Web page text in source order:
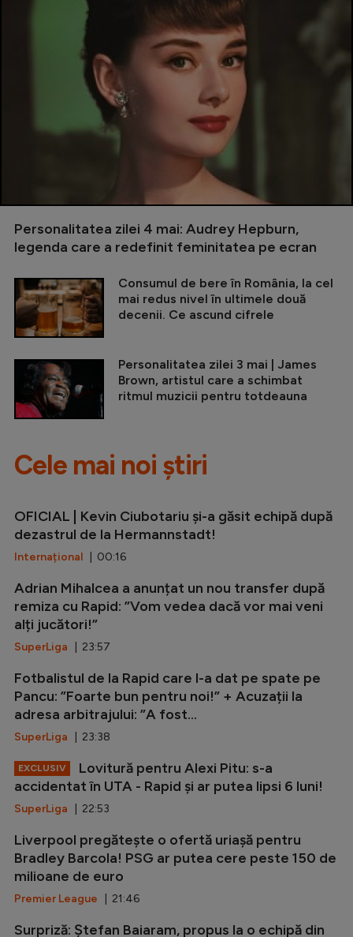
Personalitatea zilei 4 mai: Audrey Hepburn,
legenda care a redefinit feminitatea pe ecran
Consumul de bere în România, la cel
mai redus nivel în ultimele două
decenii. Ce ascund cifrele
Personalitatea zilei 3 mai | James
Brown, artistul care a schimbat
ritmul muzicii pentru totdeauna
Cele mai noi știri
OFICIAL | Kevin Ciubotariu și-a găsit echipă după
dezastrul de la Hermannstadt!
Internațional | 00:16
Adrian Mihalcea a anunțat un nou transfer după
remiza cu Rapid: ”Vom vedea dacă vor mai veni
alți jucători!”
SuperLiga | 23:57
Fotbalistul de la Rapid care l-a dat pe spate pe
Pancu: ”Foarte bun pentru noi!” + Acuzații la
adresa arbitrajului: ”A fost...
SuperLiga | 23:38
EXCLUSIV
Lovitură pentru Alexi Pitu: s-a
accidentat în UTA - Rapid și ar putea lipsi 6 luni!
SuperLiga | 22:53
Liverpool pregătește o ofertă uriașă pentru
Bradley Barcola! PSG ar putea cere peste 150 de
milioane de euro
Premier League | 21:46
Surpriză: Ștefan Baiaram, propus la o echipă din